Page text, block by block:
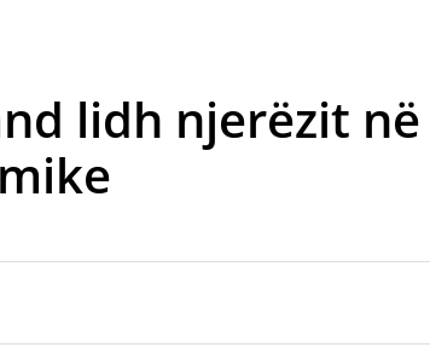
lidh njerëzit